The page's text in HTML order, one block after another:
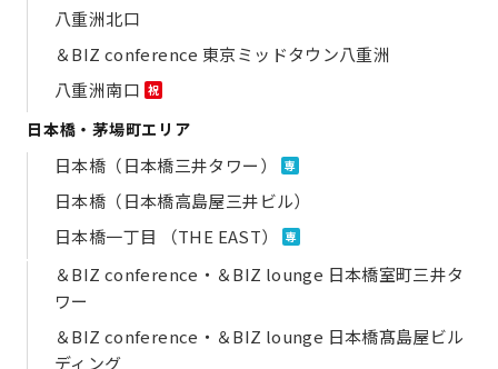
八重洲北口
＆BIZ conference 東京ミッドタウン八重洲
八重洲南口 祝
日本橋・茅場町エリア
日本橋（日本橋三井タワー） 専
日本橋（日本橋高島屋三井ビル）
日本橋一丁目 （THE EAST）
専
＆BIZ conference・＆BIZ lounge 日本橋室町三井タ
ワー
＆BIZ conference・＆BIZ lounge 日本橋髙島屋ビル
ディング